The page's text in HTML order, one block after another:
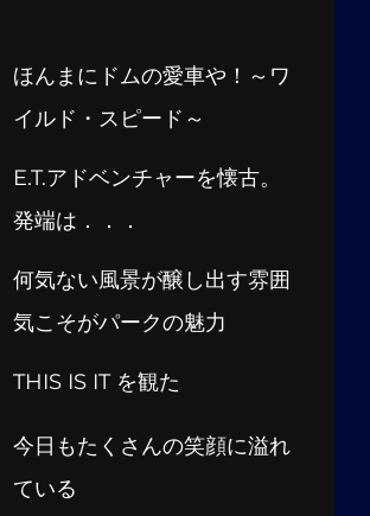
ほんまにドムの愛車や！～ワ
イルド・スピード～
E.T.アドベンチャーを懐古。
発端は．．．
何気ない風景が醸し出す雰囲
気こそがパークの魅力
THIS IS IT を観た
今日もたくさんの笑顔に溢れ
ている